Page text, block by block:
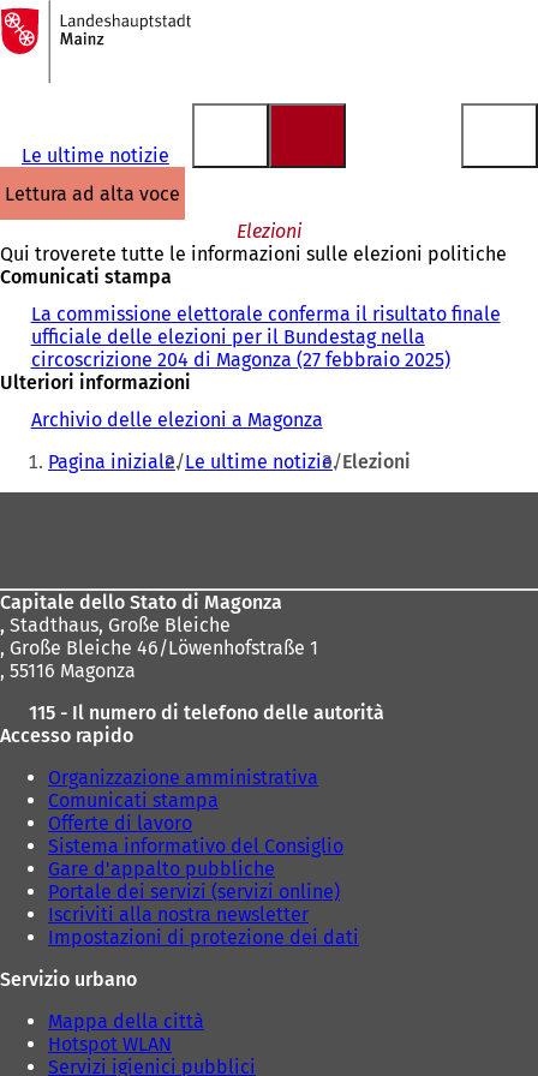
Vai al contenuto
Alla
pagina
iniziale
Le ultime notizie
lettura ad alta voce
Elezioni
Qui troverete tutte le informazioni sulle elezioni politiche
Comunicati stampa
La commissione elettorale conferma il risultato finale
ufficiale delle elezioni per il Bundestag nella
circoscrizione 204 di Magonza (27 febbraio 2025)
Ulteriori informazioni
Archivio delle elezioni a Magonza
Siete
qui:
Pagina iniziale Le ultime notizie Elezioni
Capitale dello Stato di Magonza
, Stadthaus, Große Bleiche
, Große Bleiche 46/Löwenhofstraße 1
, 55116 Magonza
115 - Il numero di telefono delle autorità
Accesso rapido
Organizzazione amministrativa
Comunicati stampa
Offerte di lavoro
Sistema informativo del Consiglio
Gare d'appalto pubbliche
Portale dei servizi (servizi online)
Iscriviti alla nostra newsletter
Impostazioni di protezione dei dati
Servizio urbano
Mappa della città
Hotspot WLAN
Servizi igienici pubblici